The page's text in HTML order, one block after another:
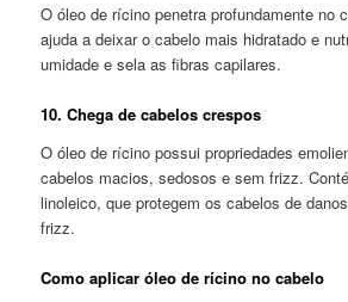
O óleo de rícino penetra profundamente no
ajuda a deixar o cabelo mais hidratado e
umidade e sela as fibras capilares.
10. Chega de cabelos crespos
O óleo de rícino possui propriedades
cabelos macios, sedosos e sem frizz.
linoleico, que protegem os cabelos de
frizz.
Como aplicar óleo de rícino no cabelo